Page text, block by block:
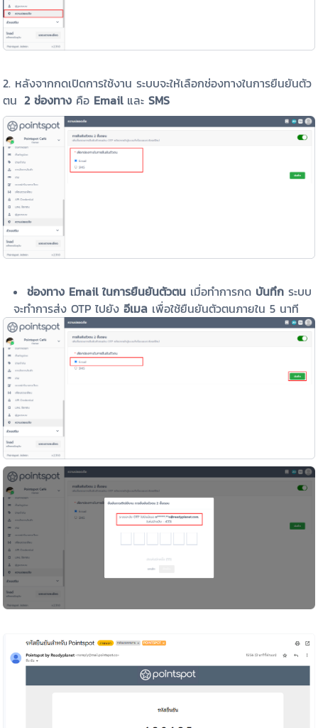
2. หลังจากกดเปิดการใช้งาน ระบบจะให้เลือกช่องทางในการยืนยันตัว
ตน 2 ช่องทาง คือ EmailและSMS
ช่องทาง Email ในการยืนยันตัวตน เมื่อทำการกด บันทึกระบบ
จะทำการส่ง OTP ไปยังอีเมล เพื่อใช้ยืนยันตัวตนภายใน 5 นาที